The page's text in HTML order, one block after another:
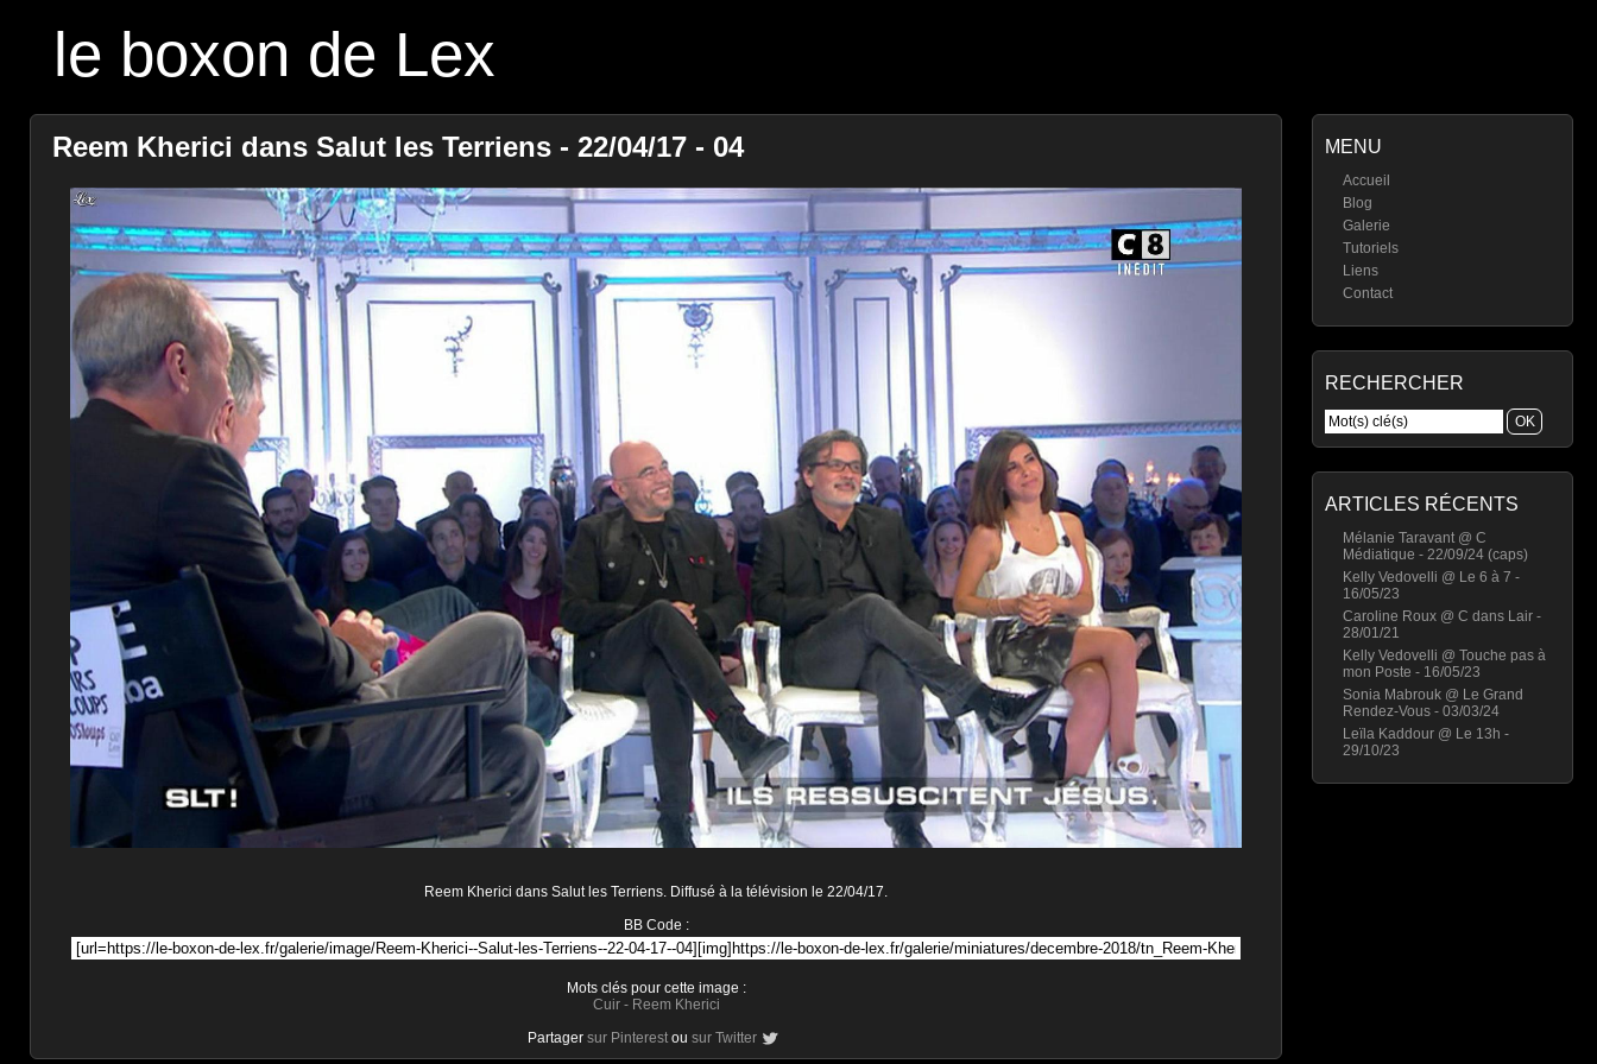
le boxon de Lex
MENU
Accueil
Blog
Galerie
Tutoriels
Liens
Contact
RECHERCHER
ARTICLES RÉCENTS
Mélanie Taravant @ C
Médiatique - 22/09/24 (caps)
Kelly Vedovelli @ Le 6 à 7 -
16/05/23
Caroline Roux @ C dans Lair -
28/01/21
Kelly Vedovelli @ Touche pas à
mon Poste - 16/05/23
Sonia Mabrouk @ Le Grand
Rendez-Vous - 03/03/24
Leïla Kaddour @ Le 13h -
29/10/23
Reem Kherici dans Salut les Terriens - 22/04/17 - 04
Reem Kherici dans Salut les Terriens. Diffusé à la télévision le 22/04/17.
BB Code :
Mots clés pour cette image :
Cuir- Reem Kherici
Partager sur Pinterest ou sur Twitter